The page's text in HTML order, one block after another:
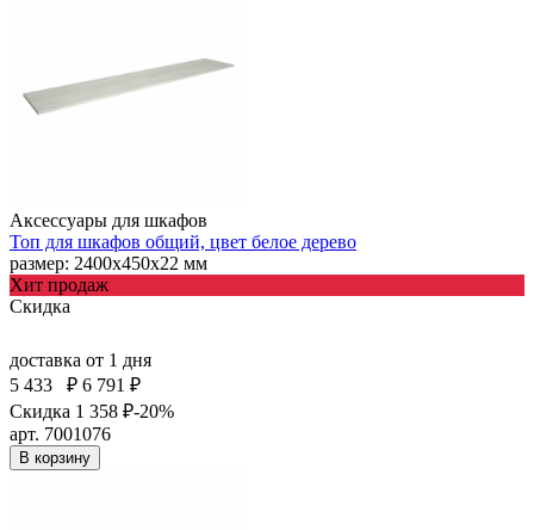
Аксессуары для шкафов
Топ для шкафов общий, цвет белое дерево
размер: 2400х450х22 мм
Хит продаж
Скидка
доставка от 1 дня
5 433
₽ 6 791 ₽
Скидка 1 358 ₽-20%
арт. 7001076
В корзину